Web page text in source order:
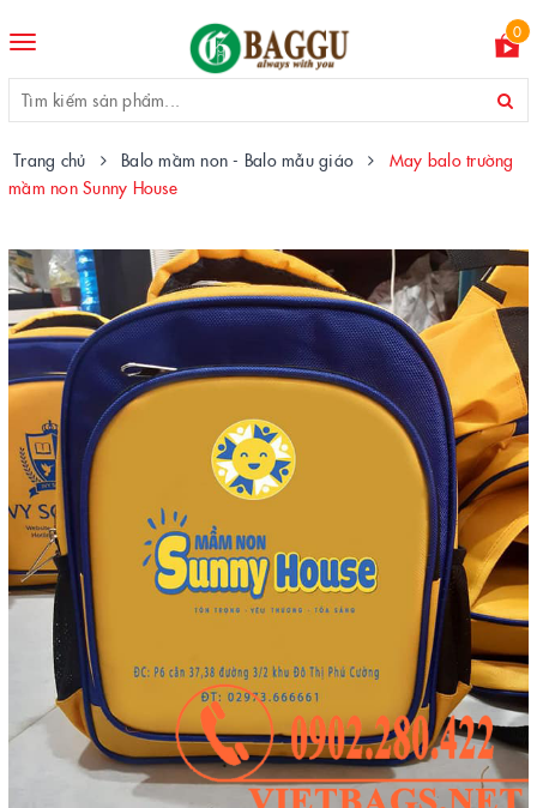
Toggle
0
Trang chủ Balo mầm non - Balo mẫu giáo
May balo trường
mầm non Sunny House